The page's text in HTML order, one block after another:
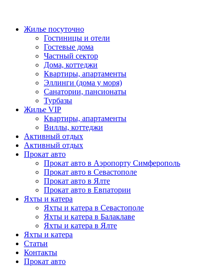
Жилье посуточно
Гостиницы и отели
Гостевые дома
Частный сектор
Дома, коттеджи
Квартиры, апартаменты
Эллинги (дома у моря)
Санатории, пансионаты
Турбазы
Жилье VIP
Квартиры, апартаменты
Виллы, коттеджи
Активный отдых
Активный отдых
Прокат авто
Прокат авто в Аэропорту Симферополь
Прокат авто в Севастополе
Прокат авто в Ялте
Прокат авто в Евпатории
Яхты и катера
Яхты и катера в Севастополе
Яхты и катера в Балаклаве
Яхты и катера в Ялте
Яхты и катера
Статьи
Контакты
Прокат авто